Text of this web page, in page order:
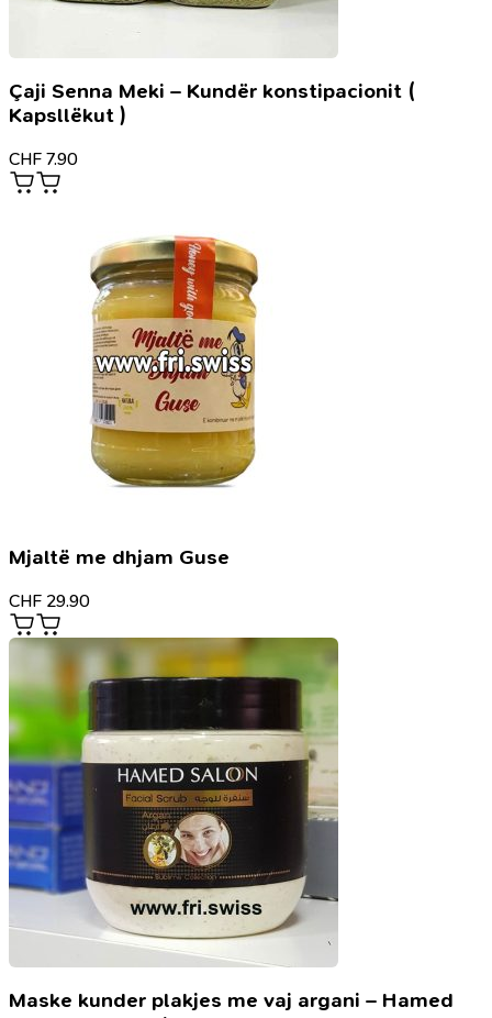
Çaji Senna Meki – Kundër konstipacionit (
Kapsllëkut )
CHF 7.90
Mjaltë me dhjam Guse
CHF 29.90
Maske kunder plakjes me vaj argani – Hamed